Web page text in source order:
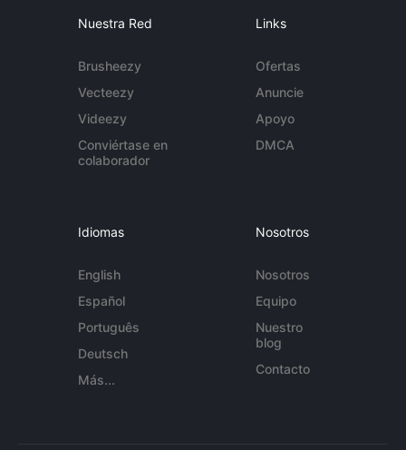
Nuestra Red
Brusheezy
Vecteezy
Videezy
Conviértase en
colaborador
Links
Ofertas
Anuncie
Apoyo
DMCA
Idiomas
English
Español
Português
Deutsch
Más...
Nosotros
Nosotros
Equipo
Nuestro
blog
Contacto